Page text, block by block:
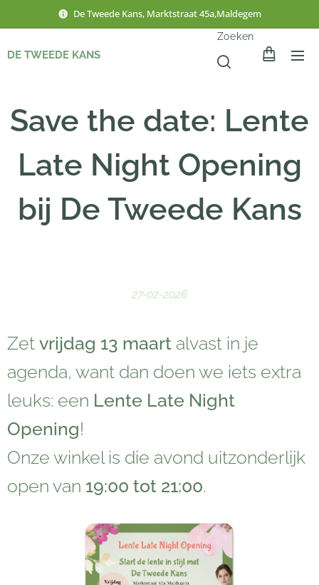
De Tweede Kans, Marktstraat 45a,Maldegem
DE TWEEDE KANS
Zoeken
Save the date: Lente
Late Night Opening
bij De Tweede Kans
27-02-2026
Zet vrijdag 13 maart alvast in je
agenda, want dan doen we iets extra
leuks: een Lente Late Night
Opening!
Onze winkel is die avond uitzonderlijk
open van 19:00 tot 21:00.